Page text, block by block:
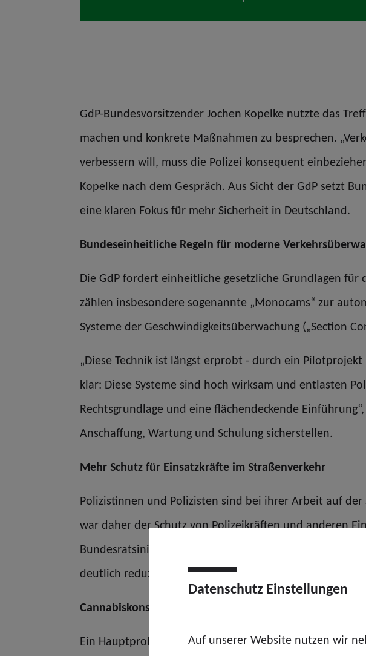
GdP-Bundesvorsitzender Jochen Kopelke nutzte das
machen und konkrete Maßnahmen zu besprechen.
verbessern will, muss die Polizei konsequent
Kopelke nach dem Gespräch. Aus Sicht der GdP setzt
eine klaren Fokus für mehr Sicherheit in Deutschland.
Bundeseinheitliche Regeln für moderne
Die GdP fordert einheitliche gesetzliche Grundlagen für
zählen insbesondere sogenannte „Monocams“ zur
Systeme der Geschwindigkeitsüberwachung („Section
„Diese Technik ist längst erprobt - durch ein
klar: Diese Systeme sind hoch wirksam und entlasten
Rechtsgrundlage und eine flächendeckende
Anschaffung, Wartung und Schulung sicherstellen.
Mehr Schutz für Einsatzkräfte im Straßenverkehr
Polizistinnen und Polizisten sind bei ihrer Arbeit auf der
war daher der Schutz von Polizeikräften und anderen
Bundesratsinitiative für strengere Regeln beim
deutlich reduzierte Geschwindigkeit, ausreichender
Cannabiskonsum bleibt Problem im Straßenverkehr
Ein Hauptproblem sei auch der Einfluss berauschender
Datenschutz Einstellungen
Auf unserer Website nutzen wir